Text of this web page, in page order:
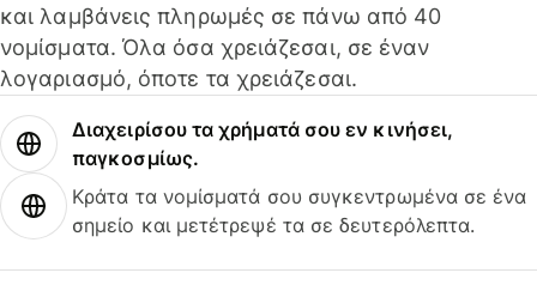
και λαμβάνεις πληρωμές σε πάνω από 40
νομίσματα. Όλα όσα χρειάζεσαι, σε έναν
λογαριασμό, όποτε τα χρειάζεσαι.
Διαχειρίσου τα χρήματά σου εν κινήσει,
παγκοσμίως.
Κράτα τα νομίσματά σου συγκεντρωμένα σε ένα
σημείο και μετέτρεψέ τα σε δευτερόλεπτα.